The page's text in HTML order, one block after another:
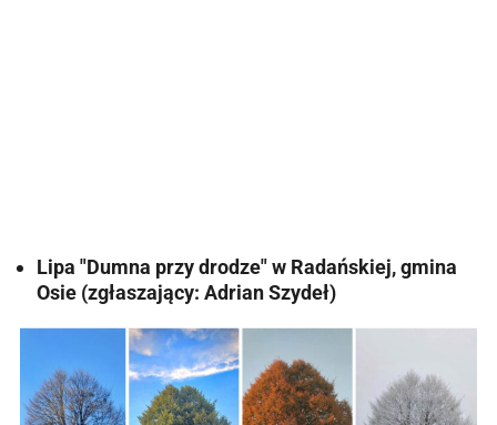
Lipa "Dumna przy drodze" w Radańskiej, gmina
Osie (zgłaszający: Adrian Szydeł)